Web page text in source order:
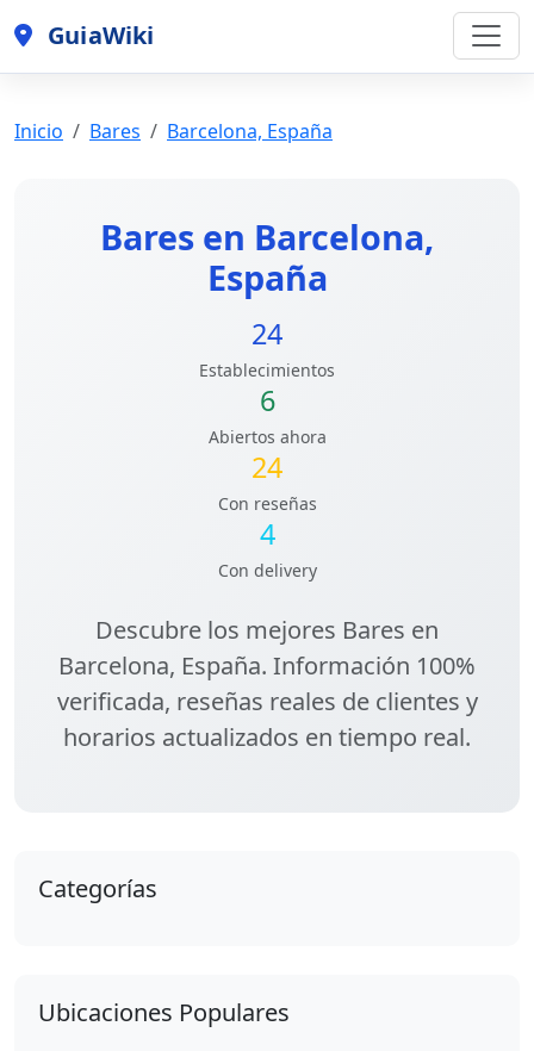
GuiaWiki
Inicio Bares Barcelona, España
Bares en Barcelona,
España
24
Establecimientos
6
Abiertos ahora
24
Con reseñas
4
Con delivery
Descubre los mejores Bares en
Barcelona, España. Información 100%
verificada, reseñas reales de clientes y
horarios actualizados en tiempo real.
Categorías
Ubicaciones Populares